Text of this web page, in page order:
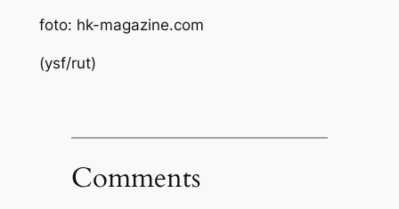
foto: hk-magazine.com
(ysf/rut)
Comments